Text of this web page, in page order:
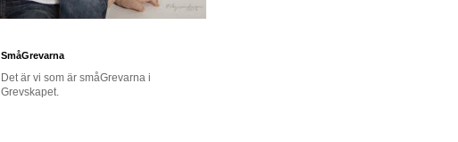
SmåGrevarna
Det är vi som är småGrevarna i
Grevskapet.